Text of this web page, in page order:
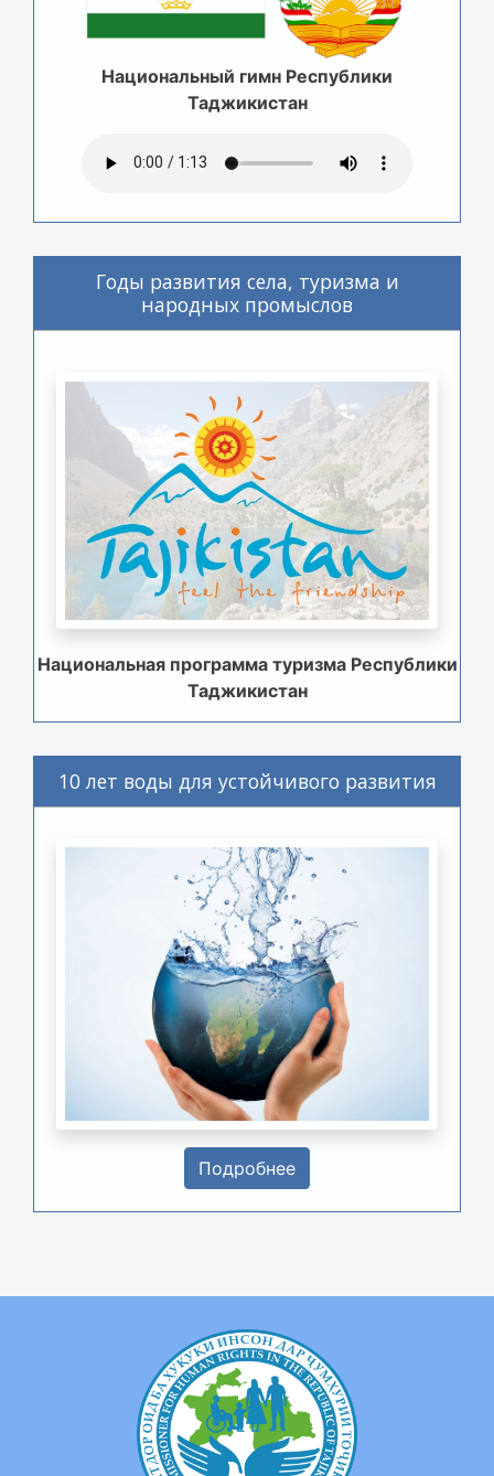
Национальный гимн Республики
Таджикистан
Годы развития села, туризма и
народных промыслов
Национальная программа туризма Республики
Таджикистан
10 лет воды для устойчивого развития
Подробнее